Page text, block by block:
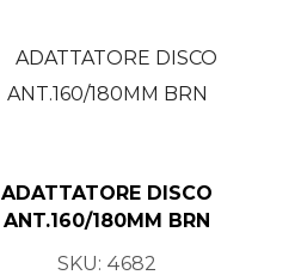
ADATTATORE DISCO
ANT.160/180MM BRN
SKU: 4682